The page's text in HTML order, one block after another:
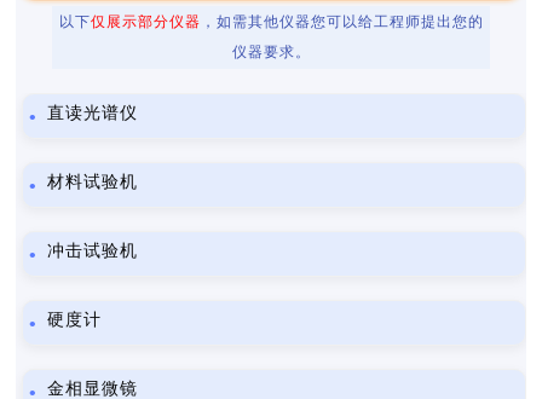
以下仅展示部分仪器 ，如需其他仪器您可以给工程师提出您的
仪器要求。
直读光谱仪
材料试验机
冲击试验机
硬度计
金相显微镜